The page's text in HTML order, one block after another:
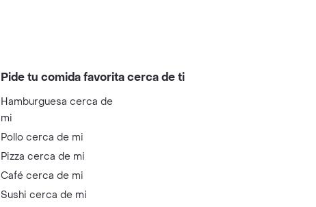
Pide tu comida favorita cerca de ti
Hamburguesa cerca de
mi
Pollo cerca de mi
Pizza cerca de mi
Café cerca de mi
Sushi cerca de mi